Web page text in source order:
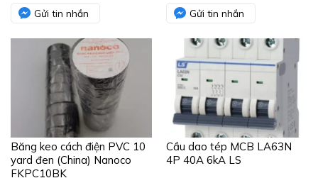
Gửi tin nhắn
Gửi tin nhắn
Băng keo cách điện PVC 10
yard đen (China) Nanoco
FKPC10BK
Cầu dao tép MCB LA63N
4P 40A 6kA LS